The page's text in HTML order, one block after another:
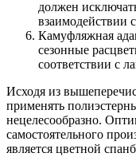
должен
взаимодействии
Камуфляжная
сезонные
соответствии с
Исходя из
применять
нецелесообразно.
самостоятельного
является цветной